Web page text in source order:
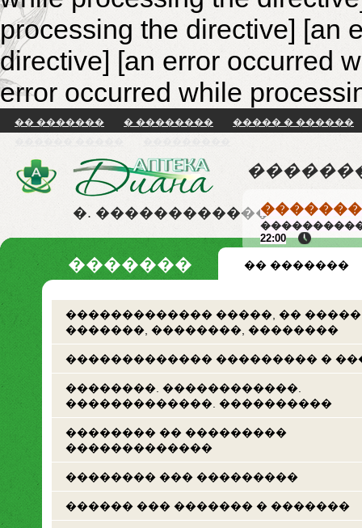
processing the directive] [an
directive] [an error occurred
error occurred while
�� ������� � ��������
����� � ������
�. ������������
22:00
������� �� �������
������������� �����, ��
�������, ��������, ��������
������������� ��������� �
��������. ������������.
�������������. ����������
�������� �� ���������
�������������
�������� ��� ���������
������ ��� ������� � �������